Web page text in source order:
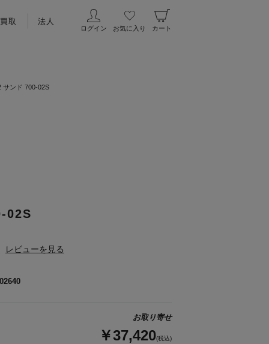
買取 法人
ログイン お気に入り カート
サンド 700-02S
02S
レビューを見る
お取り寄せ
￥37,420(税込)